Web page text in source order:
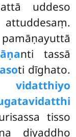
uddeso
nti tassā
ti dīghato.
tisso
diyaḍḍho